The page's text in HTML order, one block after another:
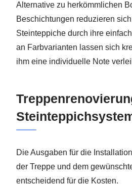
Alternative zu herkömmlichen
Beschichtungen reduzieren
Steinteppiche durch ihre
an Farbvarianten lassen sich
ihm eine individuelle Note
Die Ausgaben für die
der Treppe und dem
entscheidend für die Kosten.